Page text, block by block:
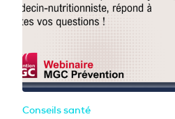
Conseils santé